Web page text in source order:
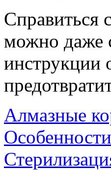
Справиться
можно даже
инструкции
Алмазные